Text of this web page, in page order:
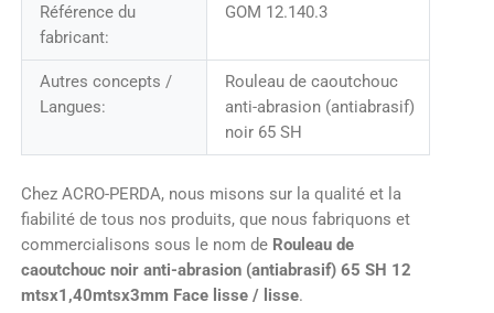
Référence du
fabricant:
GOM 12.140.3
Autres concepts /
Langues:
Rouleau de caoutchouc
anti-abrasion (antiabrasif)
noir 65 SH
Chez ACRO-PERDA, nous misons sur la qualité et la
fiabilité de tous nos produits, que nous fabriquons et
commercialisons sous le nom de Rouleau de
caoutchouc noir anti-abrasion (antiabrasif) 65 SH 12
mtsx1,40mtsx3mm Face lisse / lisse.